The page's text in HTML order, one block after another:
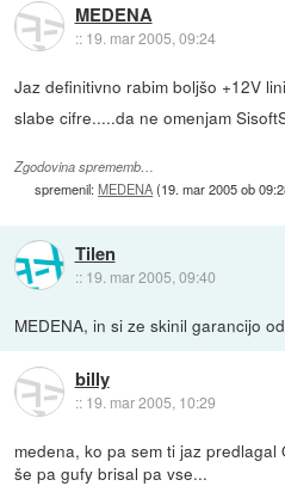
MEDENA
:: 19. mar 2005, 09:24
Jaz definitivno rabim boljšo +12V
slabe cifre.....da ne omenjam
Zgodovina sprememb…
spremenil:MEDENA(19. mar 2005 ob
Tilen
:: 19. mar 2005, 09:40
MEDENA, in si ze skinil garancijo
billy
:: 19. mar 2005, 10:29
medena, ko pa sem ti jaz predlagal
še pa gufy brisal pa vse...